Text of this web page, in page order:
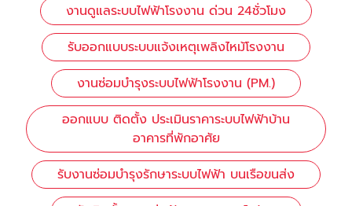
งานดูแลระบบไฟฟ้าโรงงาน ด่วน 24ชั่วโมง
รับออกแบบระบบแจ้งเหตุเพลิงไหม้โรงงาน
งานซ่อมบำรุงระบบไฟฟ้าโรงงาน (PM.)
ออกแบบ ติดตั้ง ประเมินราคาระบบไฟฟ้าบ้าน
อาคารที่พักอาศัย
รับงานซ่อมบำรุงรักษาระบบไฟฟ้า บนเรือขนส่ง